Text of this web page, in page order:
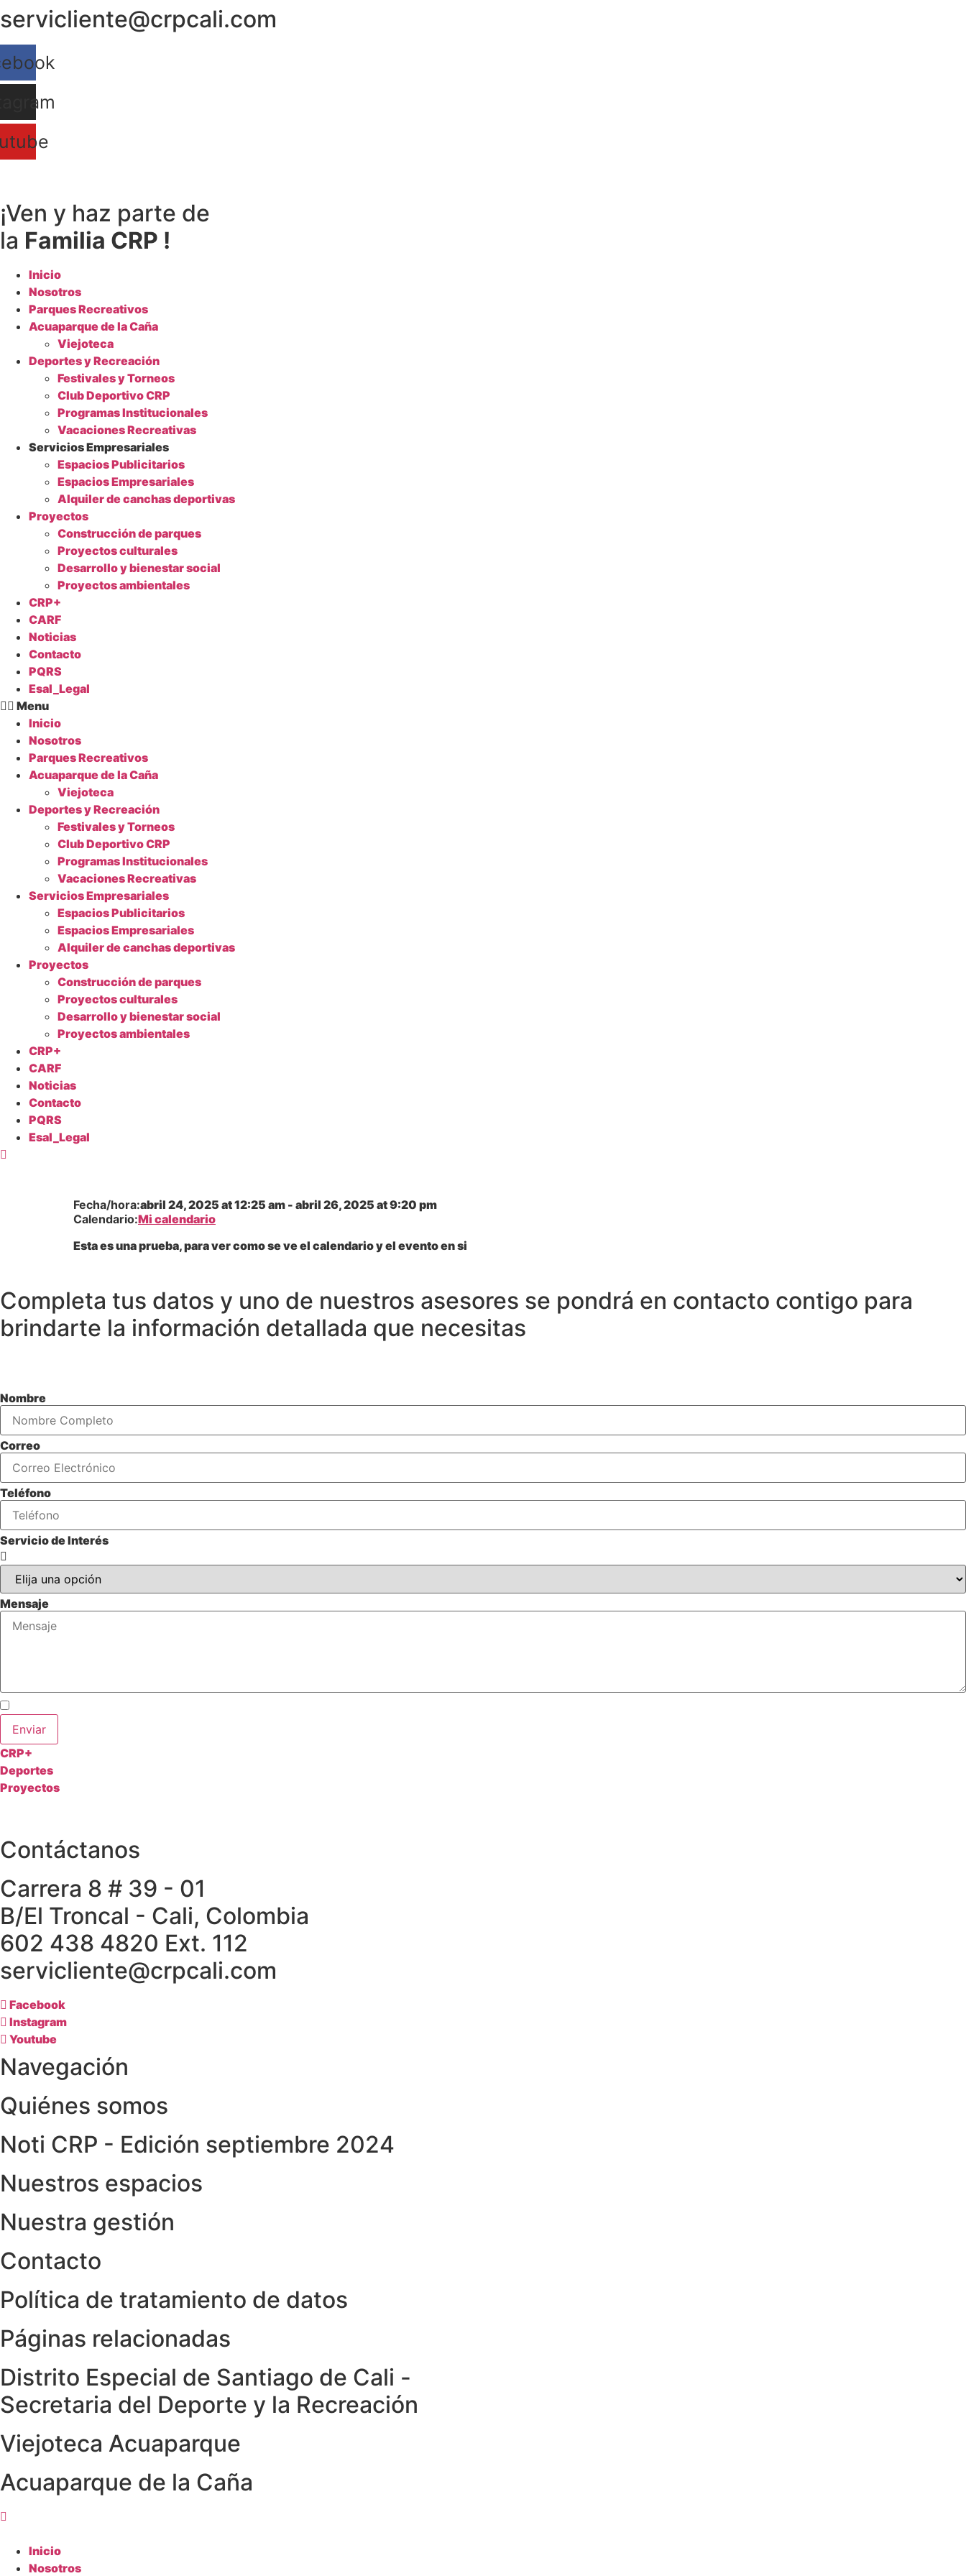
Ir
al
contenido
servicliente@crpcali.com
¡Ven y haz parte de
la Familia CRP !
Inicio
Nosotros
Parques Recreativos
Acuaparque de la Caña
Viejoteca
Deportes y Recreación
Festivales y Torneos
Club Deportivo CRP
Programas Institucionales
Vacaciones Recreativas
Servicios Empresariales
Espacios Publicitarios
Espacios Empresariales
Alquiler de canchas deportivas
Proyectos
Construcción de parques
Proyectos culturales
Desarrollo y bienestar social
Proyectos ambientales
CRP+
CARF
Noticias
Contacto
PQRS
Esal_Legal
Menu
Inicio
Nosotros
Parques Recreativos
Acuaparque de la Caña
Viejoteca
Deportes y Recreación
Festivales y Torneos
Club Deportivo CRP
Programas Institucionales
Vacaciones Recreativas
Servicios Empresariales
Espacios Publicitarios
Espacios Empresariales
Alquiler de canchas deportivas
Proyectos
Construcción de parques
Proyectos culturales
Desarrollo y bienestar social
Proyectos ambientales
CRP+
CARF
Noticias
Contacto
PQRS
Esal_Legal
Fecha/hora:abril 24, 2025 at12:25 am - abril 26, 2025 at9:20 pm
Calendario:Mi calendario
Esta es una prueba, para ver como se ve el calendario y el evento en si
Completa tus datos y uno de nuestros asesores se pondrá en contacto contigo para
brindarte la información detallada que necesitas
Nombre
Correo
Teléfono
Servicio de Interés
Mensaje
Enviar
CRP+
Deportes
Proyectos
Contáctanos
Carrera 8 # 39 - 01
B/El Troncal - Cali, Colombia
602 438 4820 Ext. 112
servicliente@crpcali.com
Facebook
Instagram
Youtube
Navegación
Quiénes somos
Noti CRP - Edición septiembre 2024
Nuestros espacios
Nuestra gestión
Contacto
Política de tratamiento de datos
Páginas relacionadas
Distrito Especial de Santiago de Cali -
Secretaria del Deporte y la Recreación
Viejoteca Acuaparque
Acuaparque de la Caña
Inicio
Nosotros